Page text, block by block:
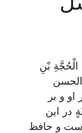
الْحُجَّةِ بْنِ
و بر
در این
و حافظ